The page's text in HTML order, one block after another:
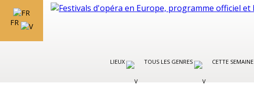
FR
LIEUX TOUS LES GENRES CETTE SEMAINE